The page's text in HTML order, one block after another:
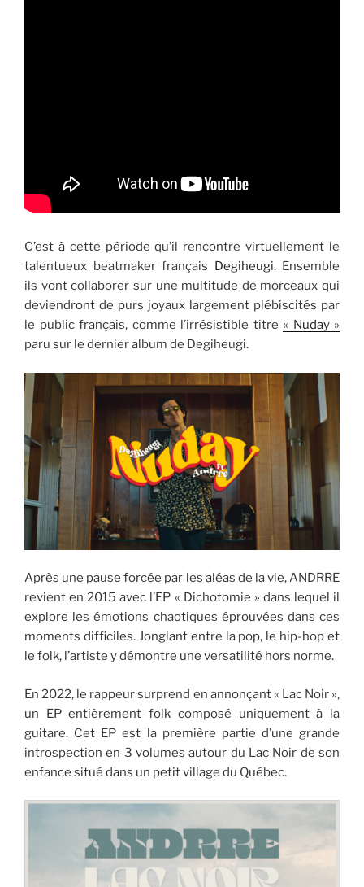
C’est à cette période qu’il rencontre virtuellement le
talentueux beatmaker français Degiheugi. Ensemble
ils vont collaborer sur une multitude de morceaux qui
deviendront de purs joyaux largement plébiscités par
le public français, comme l’irrésistible titre « Nuday »
paru sur le dernier album de Degiheugi.
Après une pause forcée par les aléas de la vie, ANDRRE
revient en 2015 avec l’EP « Dichotomie » dans lequel il
explore les émotions chaotiques éprouvées dans ces
moments difficiles. Jonglant entre la pop, le hip-hop et
le folk, l’artiste y démontre une versatilité hors norme.
En 2022, le rappeur surprend en annonçant « Lac Noir »,
un EP entièrement folk composé uniquement à la
guitare. Cet EP est la première partie d’une grande
introspection en 3 volumes autour du Lac Noir de son
enfance situé dans un petit village du Québec.